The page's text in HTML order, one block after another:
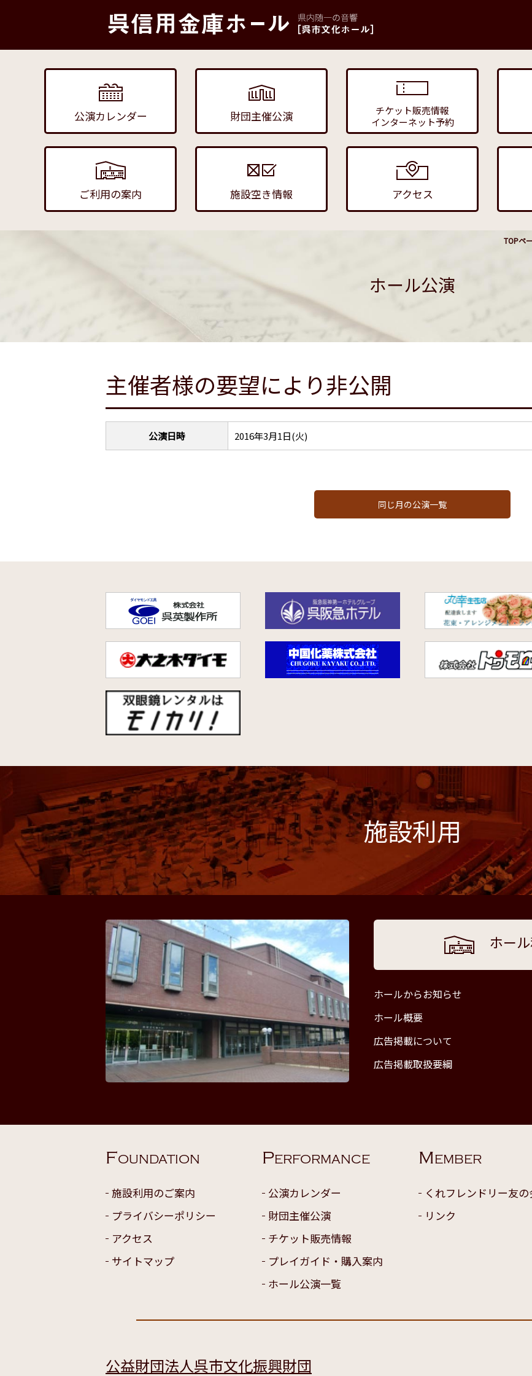
公演カレンダー 財団主催公演
チケット販売情報
インターネット予約
ご利用の案内 施設空き情報 アクセス
TOPペ
ホール公演
主催者様の要望により非公開
公演日時 2016年3月1日(火)
同じ月の公演一覧
施設利用
ホー
ホールからお知らせ
ホール概要
広告掲載について
広告掲載取扱要綱
FOUNDATION
施設利用のご案内
プライバシーポリシー
アクセス
サイトマップ
PERFORMANCE
公演カレンダー
財団主催公演
チケット販売情報
プレイガイド・購入案内
ホール公演一覧
MEMBER
くれフレンドリー友の
リンク
公益財団法人呉市文化振興財団